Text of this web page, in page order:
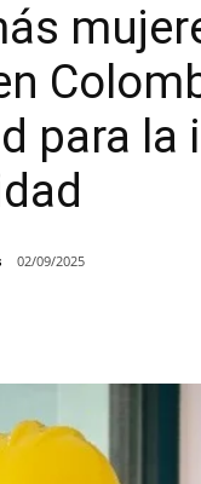
para la
02/09/2025